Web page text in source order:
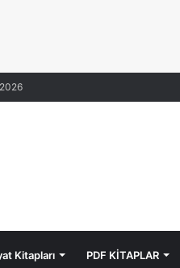
Kitapları PDF KİTAPLAR